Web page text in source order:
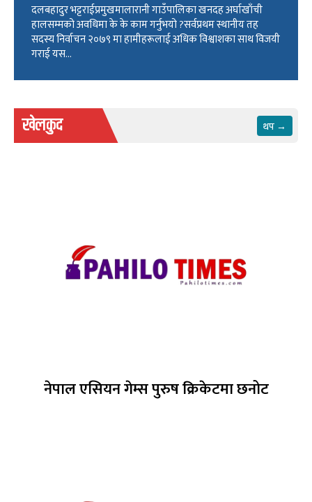
दलबहादुर भट्टराईप्रमुखमालारानी गाउँपालिका खनदह अर्घाखाँची
हालसम्मको अवधिमा के के काम गर्नुभयो ?सर्वप्रथम स्थानीय तह
सदस्य निर्वाचन २०७९ मा हामीहरूलाई अधिक विश्वाशका साथ विजयी
गराई यस...
खेलकुद थप →
नेपाल एसियन गेम्स पुरुष क्रिकेटमा छनोट